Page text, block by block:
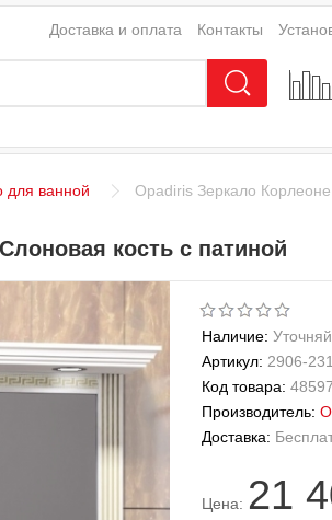
Доставка и оплата Контакты
для ванной Opadiris Зеркало
кость с патиной
Наличие:
Артикул: 2906-231
Код товара: 48597
Производитель:
Доставка:
Цена: 21